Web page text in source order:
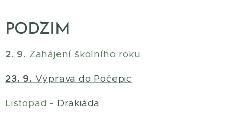
PODZIM
2. 9. Zahájení školního roku
23. 9. Výprava do Počepic
Listopad - Drakiáda